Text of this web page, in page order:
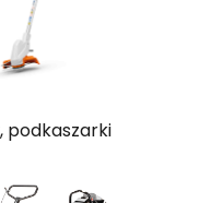
podkaszarki